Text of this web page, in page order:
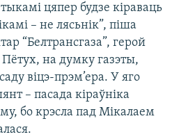
цяпер будзе кіраваць
– не лясьнік”, піша
“Белтрансгаза”, герой
на думку газэты,
віцэ-прэм’ера. У яго
– пасада кіраўніка
бо крэсла пад Мікалаем